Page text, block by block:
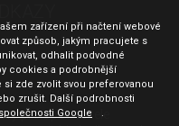
pro spotřebitele
zařízení při načtení webové
způsob, jakým pracujete s
odhalit podvodné
cookies a podrobnější
zde zvolit svou preferovanou
zrušit. Další podrobnosti
Google .